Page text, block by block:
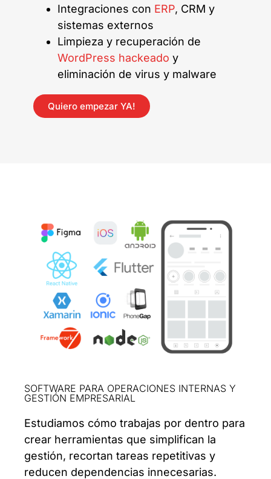
Integraciones con ERP, CRM y
sistemas externos
Limpieza y recuperación de
WordPress hackeado y
eliminación de virus y malware
Quiero empezar YA!
SOFTWARE PARA OPERACIONES INTERNAS Y
GESTIÓN EMPRESARIAL
Estudiamos cómo trabajas por dentro para
crear herramientas que simplifican la
gestión, recortan tareas repetitivas y
reducen dependencias innecesarias.